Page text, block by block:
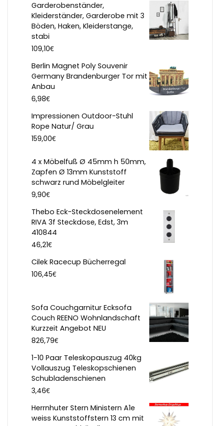
Garderobenständer,
Kleiderständer, Garderobe mit 3
Böden, Haken, Kleiderstange,
stabi
109,10€
Berlin Magnet Poly Souvenir
Germany Brandenburger Tor mit
Anbau
6,98€
Impressionen Outdoor-Stuhl
Rope Natur/ Grau
159,00€
4 x Möbelfuß Ø 45mm h 50mm,
Zapfen Ø 13mm Kunststoff
schwarz rund Möbelgleiter
9,90€
Thebo Eck-Steckdosenelement
RIVA 3f Steckdose, Edst, 3m
410844
46,21€
Cilek Racecup Bücherregal
106,45€
Sofa Couchgarnitur Ecksofa
Couch REENO Wohnlandschaft
Kurzzeit Angebot NEU
826,79€
1-10 Paar Teleskopauszug 40kg
Vollauszug Teleskopschienen
Schubladenschienen
3,46€
Herrnhuter Stern Ministern A1e
weiss Kunststoffstern 13 cm mit